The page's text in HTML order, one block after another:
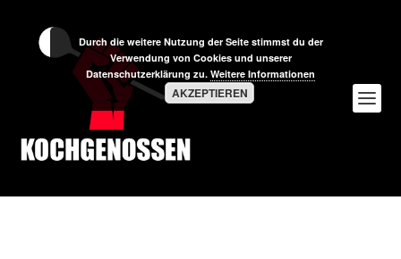
Durch die weitere Nutzung der Seite stimmst du der
Verwendung von Cookies und unserer
Datenschutzerklärung zu. Weitere Informationen
AKZEPTIEREN